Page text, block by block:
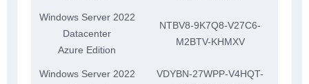
Windows Server 2022
Datacenter
Azure Edition
NTBV8-9K7Q8-V27C6-
M2BTV-KHMXV
Windows Server 2022
VDYBN-27WPP-V4HQT-